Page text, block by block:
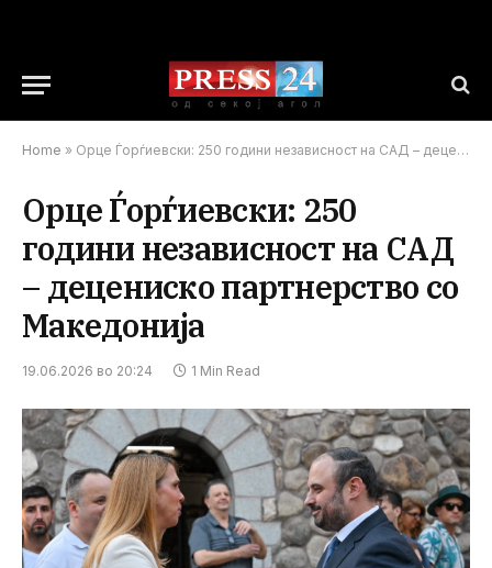
Home » Орце Ѓорѓиевски: 250 години независност на САД – децениско партнерство со Македонија
Орце Ѓорѓиевски: 250
години независност на САД
– децениско партнерство со
Македонија
19.06.2026 во 20:24 1 Min Read